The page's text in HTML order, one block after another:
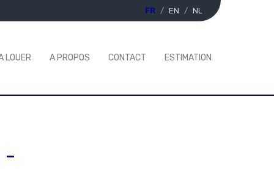
FR EN NL
LOUER A PROPOS CONTACT ESTIMATION
-